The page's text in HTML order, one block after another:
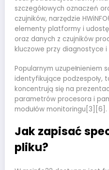
szczegółowych oznaczeń
czujników, narzędzie
elementy platformy i
oraz danych z czujników
kluczowe przy diagnostyce
Popularnym uzupełnieniem
identyfikujące podzespoły,
koncentrują się na
parametrów procesora i
modułów monitoringu[3][6].
Jak zapisać
pliku?